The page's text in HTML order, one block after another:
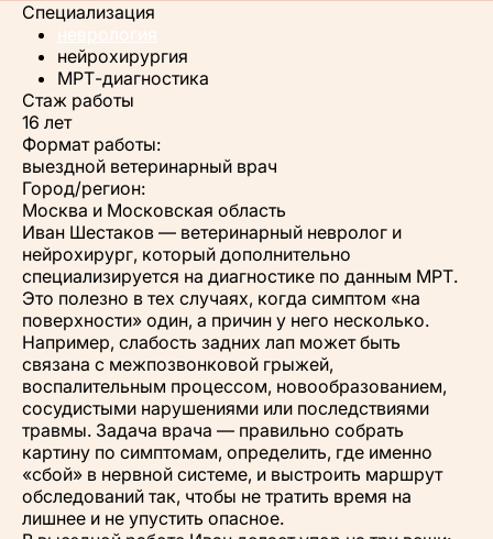
Специализация
неврология
нейрохирургия
МРТ-диагностика
Стаж работы
16 лет
Формат работы:
выездной ветеринарный врач
Город/регион:
Москва и Московская область
Иван Шестаков — ветеринарный невролог и
нейрохирург, который дополнительно
специализируется на диагностике по данным МРТ.
Это полезно в тех случаях, когда симптом «на
поверхности» один, а причин у него несколько.
Например, слабость задних лап может быть
связана с межпозвонковой грыжей,
воспалительным процессом, новообразованием,
сосудистыми нарушениями или последствиями
травмы. Задача врача — правильно собрать
картину по симптомам, определить, где именно
«сбой» в нервной системе, и выстроить маршрут
обследований так, чтобы не тратить время на
лишнее и не упустить опасное.